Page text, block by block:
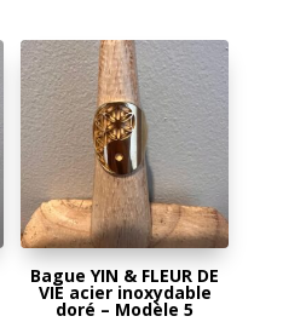
Bague YIN & FLEUR DE
VIE acier inoxydable
doré – Modèle 5